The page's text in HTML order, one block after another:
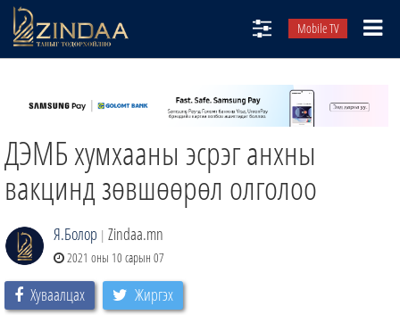
Mobile TV
ТВ8
ӨГЛӨӨНИЙ СОНИН
АУДИО ЗОХИОЛ
ЗИНДАА СЭТГҮҮЛ
ДЭМБ хумхааны эсрэг анхны
вакцинд зөвшөөрөл олголоо
Я.Болор | Zindaa.mn
2021 оны 10 сарын 07
Хуваалцах Жиргэх